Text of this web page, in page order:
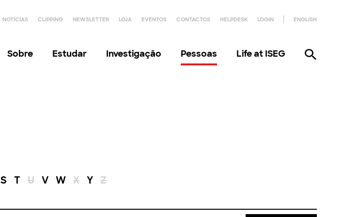
NOTÍCIAS CLIPPING NEWSLETTER LOJA EVENTOS CONTACTOS HELPDESK LOGIN ENGLISH
Sobre Estudar Investigação Pessoas Life at ISEG
S T U V W X Y Z